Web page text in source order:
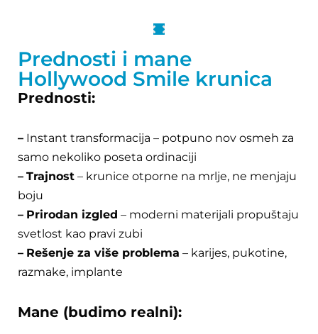
Prednosti i mane
Hollywood Smile krunica
Prednosti:
– Instant transformacija – potpuno nov osmeh za
samo nekoliko poseta ordinaciji
– Trajnost – krunice otporne na mrlje, ne menjaju
boju
– Prirodan izgled – moderni materijali propuštaju
svetlost kao pravi zubi
– Rešenje za više problema – karijes, pukotine,
razmake, implante
Mane (budimo realni):